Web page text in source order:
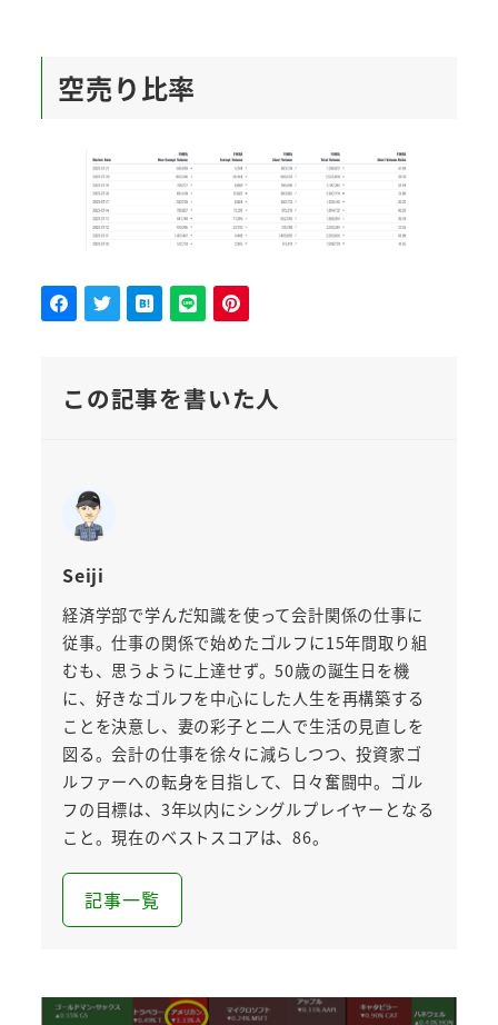
空売り比率
この記事を書いた人
Seiji
経済学部で学んだ知識を使って会計関係の仕事に
従事。仕事の関係で始めたゴルフに15年間取り組
むも、思うように上達せず。50歳の誕生日を機
に、好きなゴルフを中心にした人生を再構築する
ことを決意し、妻の彩子と二人で生活の見直しを
図る。会計の仕事を徐々に減らしつつ、投資家ゴ
ルファーへの転身を目指して、日々奮闘中。ゴル
フの目標は、3年以内にシングルプレイヤーとなる
こと。現在のベストスコアは、86。
記事一覧